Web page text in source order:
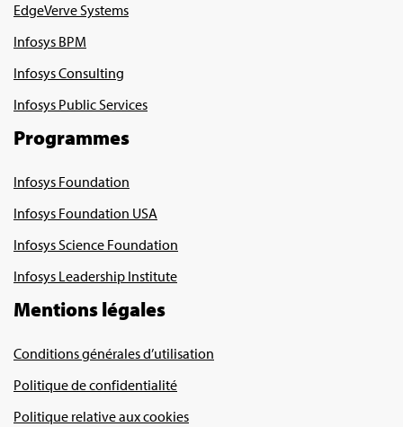
EdgeVerve Systems
Infosys BPM
Infosys Consulting
Infosys Public Services
Programmes
Infosys Foundation
Infosys Foundation USA
Infosys Science Foundation
Infosys Leadership Institute
Mentions légales
Conditions générales d’utilisation
Politique de confidentialité
Politique relative aux cookies